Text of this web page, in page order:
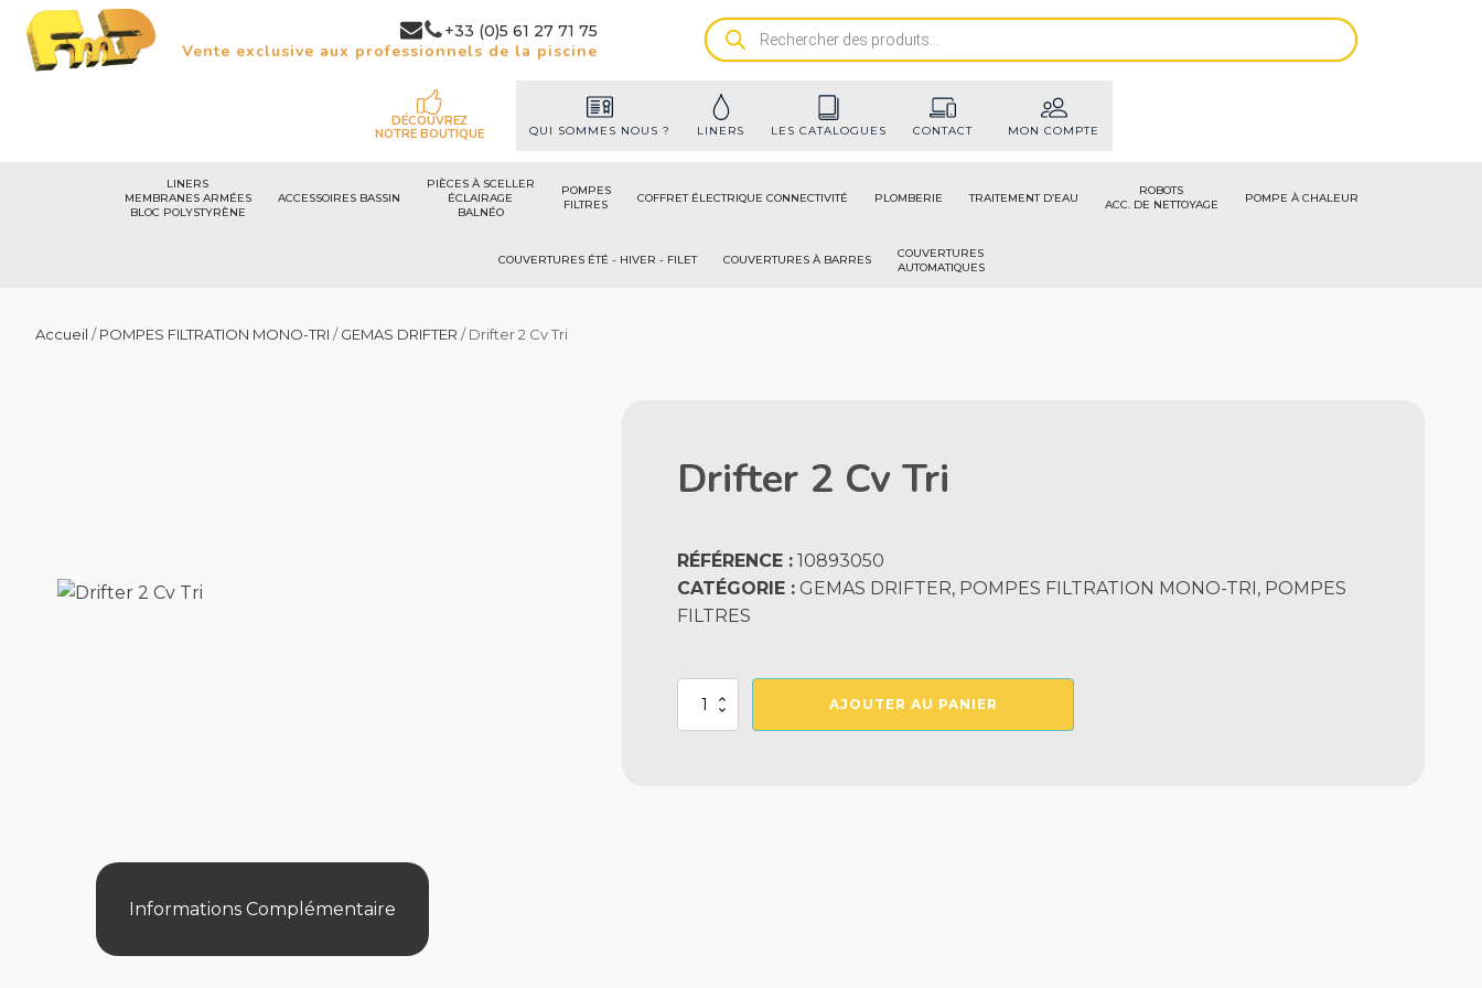
+33 (0)5 61 27 71 75
Vente exclusive aux professionnels de la piscine
Recherche
de
DÉCOUVREZ
NOTRE BOUTIQUE
QUI SOMMES NOUS ? LINERS LES CATALOGUES CONTACT MON COMPTE
LINERS
MEMBRANES ARMÉES
BLOC POLYSTYRÈNE
ACCESSOIRES BASSIN
PIÈCES À SCELLER
ÉCLAIRAGE
BALNÉO
POMPES
FILTRES
COFFRET ÉLECTRIQUE CONNECTIVITÉ PLOMBERIE TRAITEMENT D’EAU
ROBOTS
ACC. DE NETTOYAGE
POMPE À CHALEUR
COUVERTURES ÉTÉ - HIVER - FILET COUVERTURES À BARRES
COUVERTURES
AUTOMATIQUES
Accueil /POMPES FILTRATION MONO-TRI /GEMAS DRIFTER / Drifter 2 Cv Tri
Drifter 2 Cv Tri
RÉFÉRENCE : 10893050
CATÉGORIE : GEMAS DRIFTER, POMPES FILTRATION MONO-TRI, POMPES
FILTRES
quantité
AJOUTER AU PANIER
Informations Complémentaire